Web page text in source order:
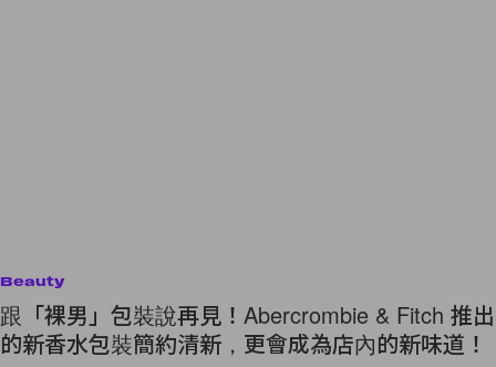
Beauty
跟「裸男」包裝說再見！Abercrombie & Fitch 推出
的新香水包裝簡約清新，更會成為店內的新味道！